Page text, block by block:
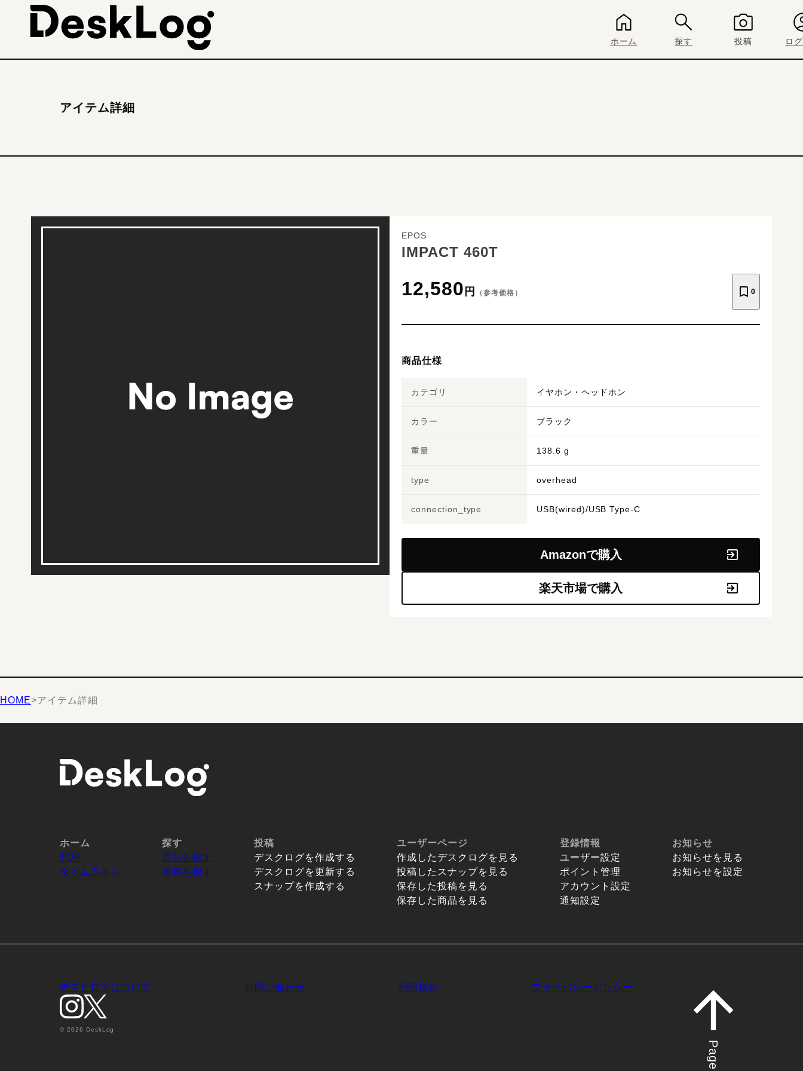
ホーム 探す 投稿 ロ
アイテム詳細
EPOS
IMPACT 460T
12,580 円 （参考価格） 0
商品仕様
カテゴリ イヤホン・ヘッドホン
カラー ブラック
重量 138.6 g
type overhead
connection_type USB(wired)/USB Type-C
Amazonで購入
楽天市場で購入
HOME>アイテム詳細
ホーム
TOP
タイムライン
探す
商品を探す
投稿を探す
投稿
デスクログを作成する
デスクログを更新する
スナップを作成する
ユーザーページ
作成したデスクログを見る
投稿したスナップを見る
保存した投稿を見る
保存した商品を見る
登録情報
ユーザー設定
ポイント管理
アカウント設定
通知設定
お知らせ
お知らせを見る
お知らせを設定
デスクログについて お問い合わせ 利用規約 プライバシーポリシー
© 2026 DeskLog